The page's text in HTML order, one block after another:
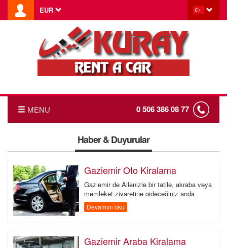
EUR
MENU 0 506 386 08 77
ANASAYFA
FİYAT LİSTESİ
HABERLER
TRANSFER
HAKKIMIZDA
Haber & Duyurular
Gaziemir Oto Kiralama
Gaziemir de Ailenizle bir tatile, akraba veya
memleket ziyaretine gideceğiniz anda
günübirlik dahi olsa g&uum...
Devamını oku
Gaziemir Araba Kiralama